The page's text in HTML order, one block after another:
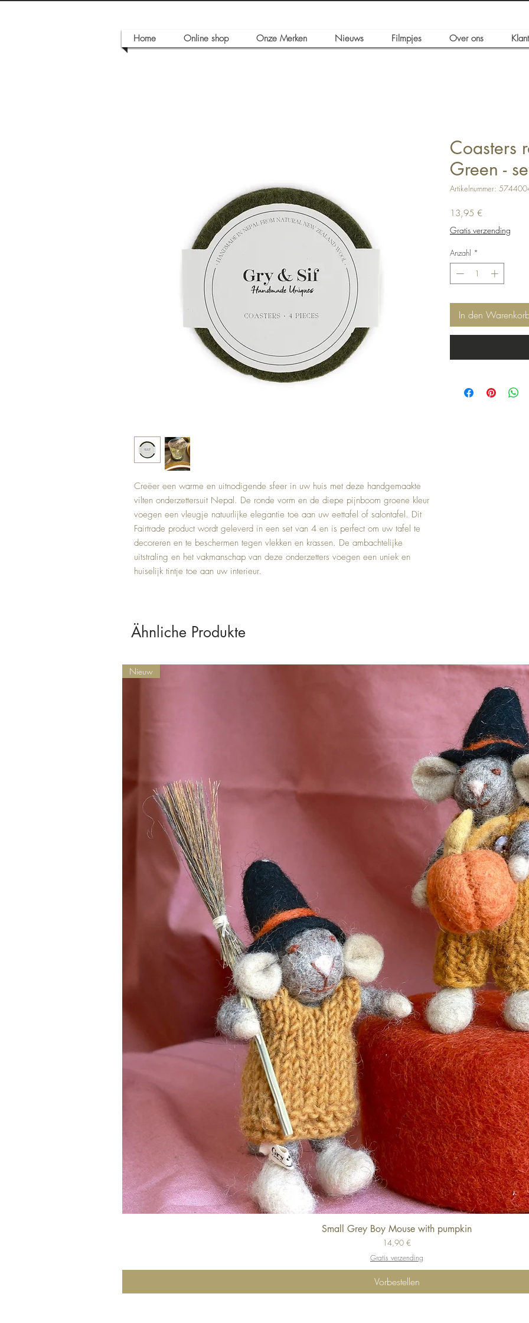
Home
Online shop Onze Merken Nieuws Filmpjes Over ons
Creëer een warme en uitnodigende sfeer in uw huis met deze handgemaakte
vilten onderzettersuit Nepal. De ronde vorm en de diepe pijnboom groene kleur
voegen een vleugje natuurlijke elegantie toe aan uw eettafel of salontafel. Dit
Fairtrade product wordt geleverd in een set van 4 en is perfect om uw tafel te
decoreren en te beschermen tegen vlekken en krassen. De ambachtelijke
uitstraling en het vakmanschap van deze onderzetters voegen een uniek en
huiselijk tintje toe aan uw interieur.
Coasters
Green -
Artikelnummer:
13,95 €Preis
Gratis verzending
Anzahl *
In den
Ähnliche Produkte
Schnellansicht
Nieuw
Small Grey Boy Mouse with pumpkin
Preis
14,90 €
Gratis verzending
Vorbestellen